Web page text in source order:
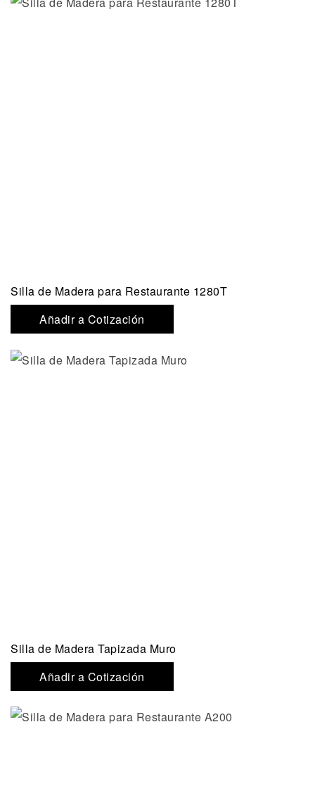
Silla de Madera para Restaurante 1280T
Añadir a Cotización
Silla de Madera Tapizada Muro
Añadir a Cotización